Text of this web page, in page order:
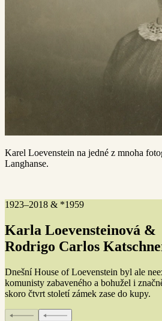
Karel Loevenstein na jedné z mnoha
Langhanse.
1923–2018 & *1959
Karla Loevensteinová &
Rodrigo Carlos
Dnešní House of Loevenstein byl ale
komunisty zabaveného a bohužel i
skoro čtvrt století zámek zase do kupy.